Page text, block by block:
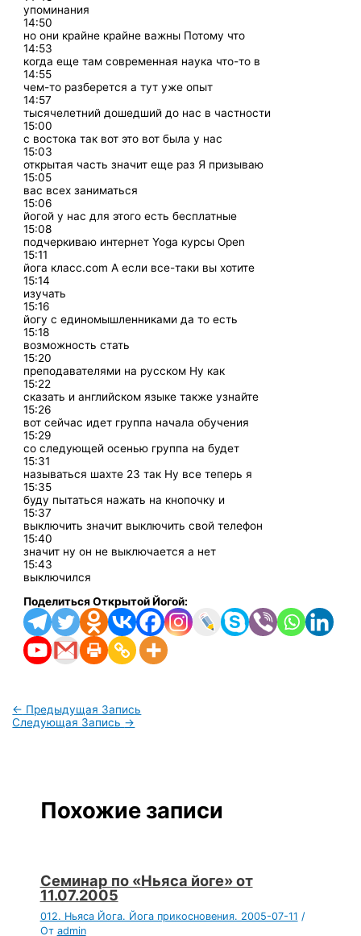
упоминания
14:50
но они крайне крайне важны Потому что
14:53
когда еще там современная наука что-то в
14:55
чем-то разберется а тут уже опыт
14:57
тысячелетний дошедший до нас в частности
15:00
с востока так вот это вот была у нас
15:03
открытая часть значит еще раз Я призываю
15:05
вас всех заниматься
15:06
йогой у нас для этого есть бесплатные
15:08
подчеркиваю интернет Yoga курсы Open
15:11
йога класс.com А если все-таки вы хотите
15:14
изучать
15:16
йогу с единомышленниками да то есть
15:18
возможность стать
15:20
преподавателями на русском Ну как
15:22
сказать и английском языке также узнайте
15:26
вот сейчас идет группа начала обучения
15:29
со следующей осенью группа на будет
15:31
называться шахте 23 так Ну все теперь я
15:35
буду пытаться нажать на кнопочку и
15:37
выключить значит выключить свой телефон
15:40
значит ну он не выключается а нет
15:43
выключился
Поделиться Открытой Йогой:
← Предыдущая Запись
Следующая Запись →
Похожие записи
Семинар по «Ньяса йоге» от
11.07.2005
012. Ньяса Йога. Йога прикосновения. 2005-07-11 /
От admin